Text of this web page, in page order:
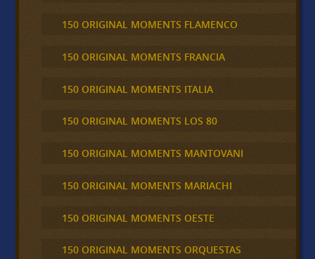
150 ORIGINAL MOMENTS FLAMENCO
150 ORIGINAL MOMENTS FRANCIA
150 ORIGINAL MOMENTS ITALIA
150 ORIGINAL MOMENTS LOS 80
150 ORIGINAL MOMENTS MANTOVANI
150 ORIGINAL MOMENTS MARIACHI
150 ORIGINAL MOMENTS OESTE
150 ORIGINAL MOMENTS ORQUESTAS